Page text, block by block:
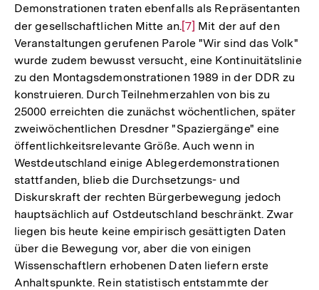
Demonstrationen traten ebenfalls als Repräsentanten
der gesellschaftlichen Mitte an.Zur
Auflösung
der
Fußnote
[7] Mit der auf den
Veranstaltungen gerufenen Parole "Wir sind das Volk"
wurde zudem bewusst versucht, eine Kontinuitätslinie
zu den Montagsdemonstrationen 1989 in der DDR zu
konstruieren. Durch Teilnehmerzahlen von bis zu
25000 erreichten die zunächst wöchentlichen, später
zweiwöchentlichen Dresdner "Spaziergänge" eine
öffentlichkeitsrelevante Größe. Auch wenn in
Westdeutschland einige Ablegerdemonstrationen
stattfanden, blieb die Durchsetzungs- und
Diskurskraft der rechten Bürgerbewegung jedoch
hauptsächlich auf Ostdeutschland beschränkt. Zwar
liegen bis heute keine empirisch gesättigten Daten
über die Bewegung vor, aber die von einigen
Wissenschaftlern erhobenen Daten liefern erste
Anhaltspunkte. Rein statistisch entstammte der